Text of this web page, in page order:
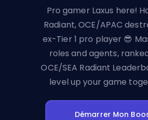
Pro gamer Laxus here!
Radiant, OCE/APAC
ex-Tier 1 pro player 😎
roles and agents,
OCE/SEA Radiant
level up your game
Démarrer Mon